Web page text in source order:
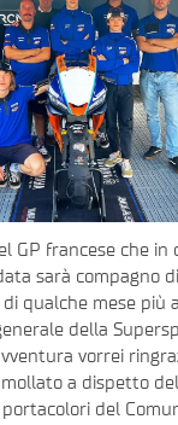
GP francese che
sarà compagno
qualche mese più
della
vorrei
a dispetto
portacolori del